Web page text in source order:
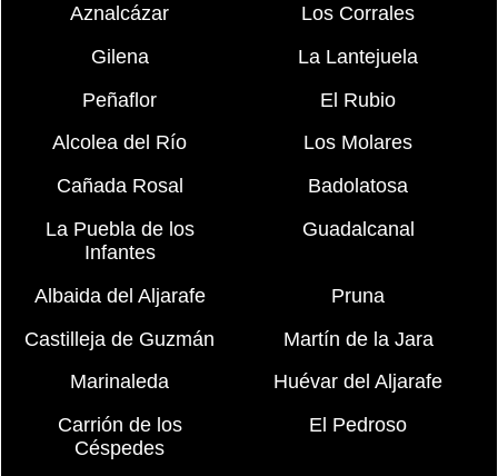
Aznalcázar
Los Corrales
Gilena
La Lantejuela
Peñaflor
El Rubio
Alcolea del Río
Los Molares
Cañada Rosal
Badolatosa
La Puebla de los
Infantes
Guadalcanal
Albaida del Aljarafe
Pruna
Castilleja de Guzmán
Martín de la Jara
Marinaleda
Huévar del Aljarafe
Carrión de los
Céspedes
El Pedroso